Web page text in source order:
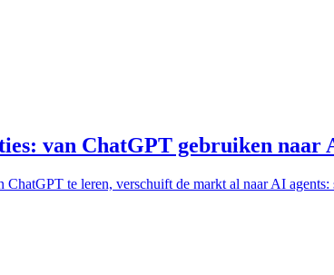
van ChatGPT gebruiken naar
te leren, verschuift de markt al naar AI